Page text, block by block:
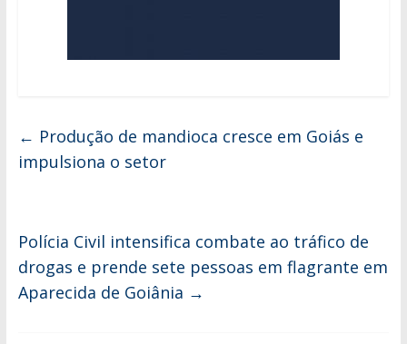
← Produção de mandioca cresce em Goiás e
impulsiona o setor
Polícia Civil intensifica combate ao tráfico de
drogas e prende sete pessoas em flagrante em
Aparecida de Goiânia →